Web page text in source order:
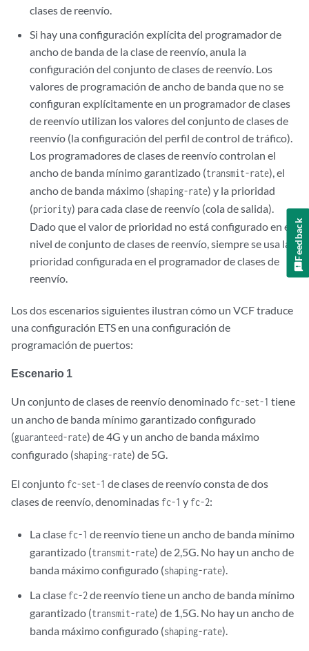
clases de reenvío.
Si hay una configuración explícita del programador de
ancho de banda de la clase de reenvío, anula la
configuración del conjunto de clases de reenvío. Los
valores de programación de ancho de banda que no se
configuran explícitamente en un programador de clases
de reenvío utilizan los valores del conjunto de clases de
reenvío (la configuración del perfil de control de tráfico).
Los programadores de clases de reenvío controlan el
ancho de banda mínimo garantizado (transmit-rate), el
ancho de banda máximo (shaping-rate) y la prioridad
(priority) para cada clase de reenvío (cola de salida).
Dado que el valor de prioridad no está configurado en el
nivel de conjunto de clases de reenvío, siempre se usa la
prioridad configurada en el programador de clases de
reenvío.
Los dos escenarios siguientes ilustran cómo un VCF traduce
una configuración ETS en una configuración de
programación de puertos:
Escenario 1
Un conjunto de clases de reenvío denominado fc-set-1 tiene
un ancho de banda mínimo garantizado configurado
(guaranteed-rate) de 4G y un ancho de banda máximo
configurado (shaping-rate) de 5G.
El conjunto fc-set-1 de clases de reenvío consta de dos
clases de reenvío, denominadas fc-1 y fc-2:
La clase fc-1 de reenvío tiene un ancho de banda mínimo
garantizado (transmit-rate) de 2,5G. No hay un ancho de
banda máximo configurado (shaping-rate).
La clase fc-2de reenvío tiene un ancho de banda mínimo
garantizado (transmit-rate) de 1,5G. No hay un ancho de
banda máximo configurado (shaping-rate).
Feedback